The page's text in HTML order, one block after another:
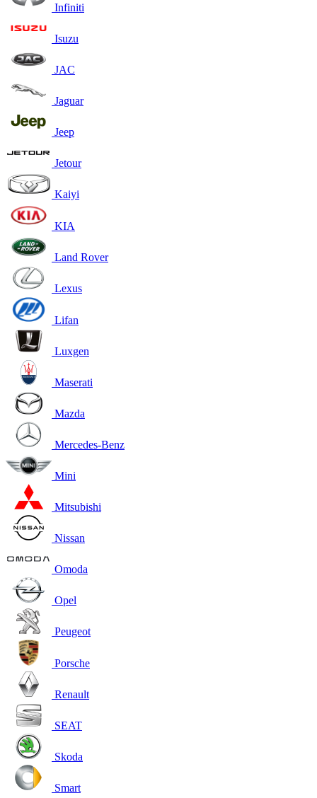
Infiniti
Isuzu
JAC
Jaguar
Jeep
Jetour
Kaiyi
KIA
Land Rover
Lexus
Lifan
Luxgen
Maserati
Mazda
Mercedes-Benz
Mini
Mitsubishi
Nissan
Omoda
Opel
Peugeot
Porsche
Renault
SEAT
Skoda
Smart